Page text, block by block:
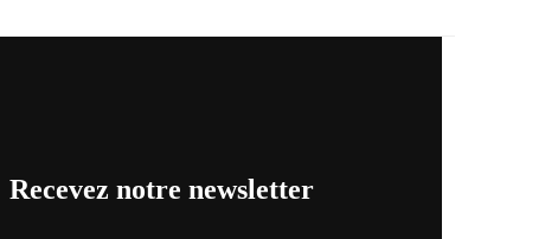
Recevez notre newsletter